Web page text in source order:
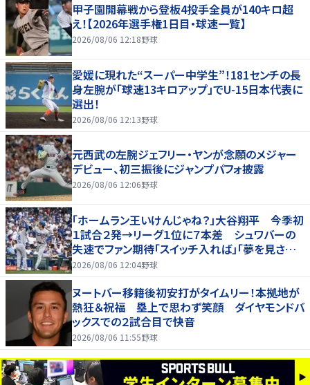
甲子園開幕戦から登板4投手全員が140キロ超
え！【2026年選手権1日目・球速一覧】
2026/08/06 12:18野球
愛媛に現れた“スーパー中学生”！181センチの長
身左腕が「球速13キロアップ」でU-15日本代表に
選出！
2026/08/06 12:13野球
元西武の左腕ジェフリー・ヤンが念願のメジャー
デビュー、初三振後にジャンプパフォ披露
2026/08/06 12:06野球
「ホームラン王いけんじゃね？」大谷翔平 今季初
１試合２発→リーグ１位に７本差 シュワバーの
失速でファン期待「スイッチ入れば」「夢を見させ
てくれる」
2026/08/06 12:04野球
ヌートバー移籍後初安打がタイムリー！本拠地が
熱狂＆祝福 塁上で思わず笑顔 ダイヤモンドバ
ックスでの２試合目で快音
2026/08/06 11:55野球